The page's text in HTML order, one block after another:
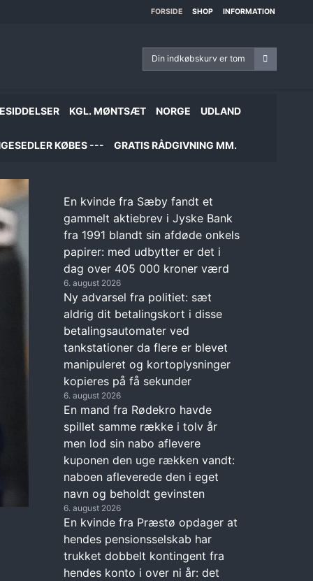
FORSIDE SHOP INFORMATION
Din indkøbskurv er tom
KGL. MØNTSÆT NORGE UDLAND
KØBES --- GRATIS RÅDGIVNING MM.
En kvinde fra Sæby fandt et
gammelt aktiebrev i Jyske Bank
fra 1991 blandt sin afdøde onkels
papirer: med udbytter er det i
dag over 405 000 kroner værd
6. august 2026
Ny advarsel fra politiet: sæt
aldrig dit betalingskort i disse
betalingsautomater ved
tankstationer da flere er blevet
manipuleret og kortoplysninger
kopieres på få sekunder
6. august 2026
En mand fra Rødekro havde
spillet samme række i tolv år
men lod sin nabo aflevere
kuponen den uge rækken vandt:
naboen afleverede den i eget
navn og beholdt gevinsten
6. august 2026
En kvinde fra Præstø opdager at
hendes pensionsselskab har
trukket dobbelt kontingent fra
hendes konto i over ni år: det